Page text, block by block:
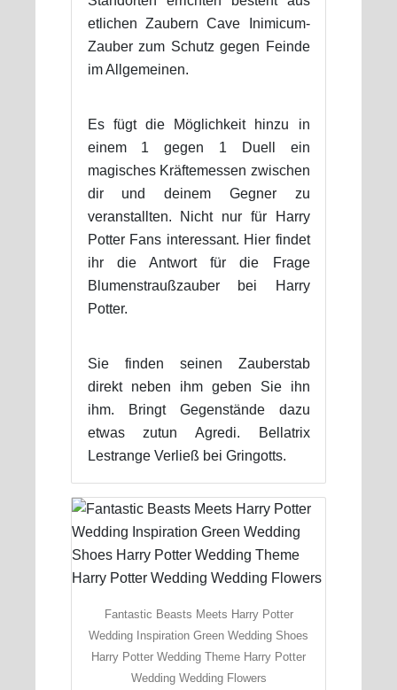
etlichen Zaubern Cave Inimicum-
Zauber zum Schutz gegen Feinde
im Allgemeinen.
Es fügt die Möglichkeit hinzu in
einem 1 gegen 1 Duell ein
magisches Kräftemessen zwischen
dir und deinem Gegner zu
veranstallten. Nicht nur für Harry
Potter Fans interessant. Hier findet
ihr die Antwort für die Frage
Blumenstraußzauber bei Harry
Potter.
Sie finden seinen Zauberstab
direkt neben ihm geben Sie ihn
ihm. Bringt Gegenstände dazu
etwas zutun Agredi. Bellatrix
Lestrange Verließ bei Gringotts.
Fantastic Beasts Meets Harry Potter
Wedding Inspiration Green Wedding Shoes
Harry Potter Wedding Theme Harry Potter
Wedding Wedding Flowers